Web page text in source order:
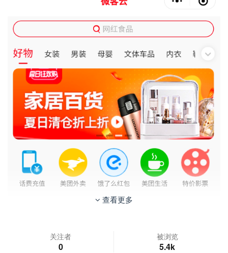
查看更多
关注者
0
被浏览
5.4k